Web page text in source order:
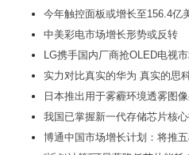
今年触控面板或增长至156.4亿
中美彩电市场增长形势或反转
LG携手国内厂商抢OLED电视
实力对比真实的华为 真实的思
日本推出用于雾霾环境透雾图
我国已掌握新一代存储芯片核
博通中国市场增长计划：将推